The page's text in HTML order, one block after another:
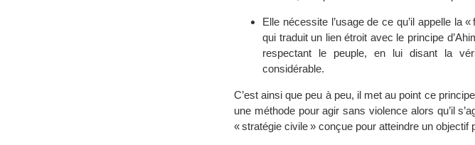
Elle nécessite l’usage de ce qu’il appelle la
qui traduit un lien étroit avec le principe
respectant le peuple, en lui disant la
considérable.
C’est ainsi que peu à peu, il met au point ce
une méthode pour agir sans violence alors qu’il
« stratégie civile » conçue pour atteindre un objectif